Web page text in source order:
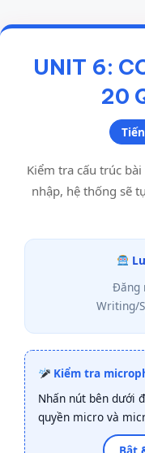
UNIT 6:
20
Kiểm tra cấu trúc
nhập, hệ thống sẽ
Đăng
Writing/
Kiểm tra
Nhấn nút bên dưới
quyền micro và